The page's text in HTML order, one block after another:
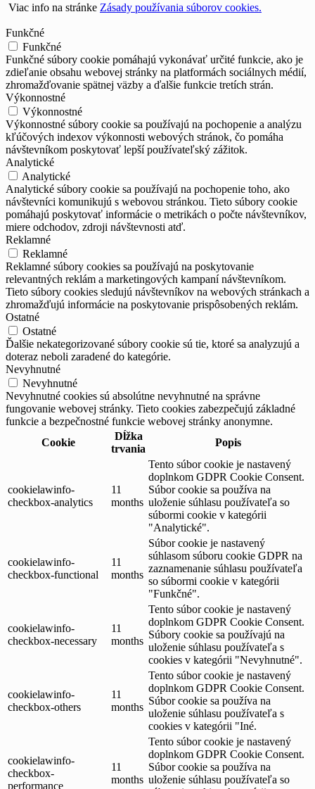
Viac info na stránke Zásady používania súborov cookies.
Funkčné
Funkčné
Funkčné súbory cookie pomáhajú vykonávať určité funkcie, ako je
zdieľanie obsahu webovej stránky na platformách sociálnych médií,
zhromažďovanie spätnej väzby a ďalšie funkcie tretích strán.
Výkonnostné
Výkonnostné
Výkonnostné súbory cookie sa používajú na pochopenie a analýzu
kľúčových indexov výkonnosti webových stránok, čo pomáha
návštevníkom poskytovať lepší používateľský zážitok.
Analytické
Analytické
Analytické súbory cookie sa používajú na pochopenie toho, ako
návštevníci komunikujú s webovou stránkou. Tieto súbory cookie
pomáhajú poskytovať informácie o metrikách o počte návštevníkov,
miere odchodov, zdroji návštevnosti atď.
Reklamné
Reklamné
Reklamné súbory cookies sa používajú na poskytovanie
relevantných reklám a marketingových kampaní návštevníkom.
Tieto súbory cookies sledujú návštevníkov na webových stránkach a
zhromažďujú informácie na poskytovanie prispôsobených reklám.
Ostatné
Ostatné
Ďalšie nekategorizované súbory cookie sú tie, ktoré sa analyzujú a
doteraz neboli zaradené do kategórie.
Nevyhnutné
Nevyhnutné
Nevyhnutné cookies sú absolútne nevyhnutné na správne
fungovanie webovej stránky. Tieto cookies zabezpečujú základné
funkcie a bezpečnostné funkcie webovej stránky anonymne.
Cookie
Dĺžka
trvania
Popis
cookielawinfo-
checkbox-analytics
11
months
Tento súbor cookie je nastavený
doplnkom GDPR Cookie Consent.
Súbor cookie sa používa na
uloženie súhlasu používateľa so
súbormi cookie v kategórii
"Analytické".
cookielawinfo-
checkbox-functional
11
months
Súbor cookie je nastavený
súhlasom súboru cookie GDPR na
zaznamenanie súhlasu používateľa
so súbormi cookie v kategórii
"Funkčné".
cookielawinfo-
checkbox-necessary
11
months
Tento súbor cookie je nastavený
doplnkom GDPR Cookie Consent.
Súbory cookie sa používajú na
uloženie súhlasu používateľa s
cookies v kategórii "Nevyhnutné".
cookielawinfo-
checkbox-others
11
months
Tento súbor cookie je nastavený
doplnkom GDPR Cookie Consent.
Súbor cookie sa používa na
uloženie súhlasu používateľa s
cookies v kategórii "Iné.
cookielawinfo-
checkbox-
performance
11
months
Tento súbor cookie je nastavený
doplnkom GDPR Cookie Consent.
Súbor cookie sa používa na
uloženie súhlasu používateľa so